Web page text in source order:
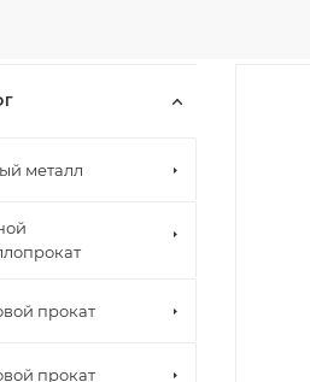
металл
прокат
прокат